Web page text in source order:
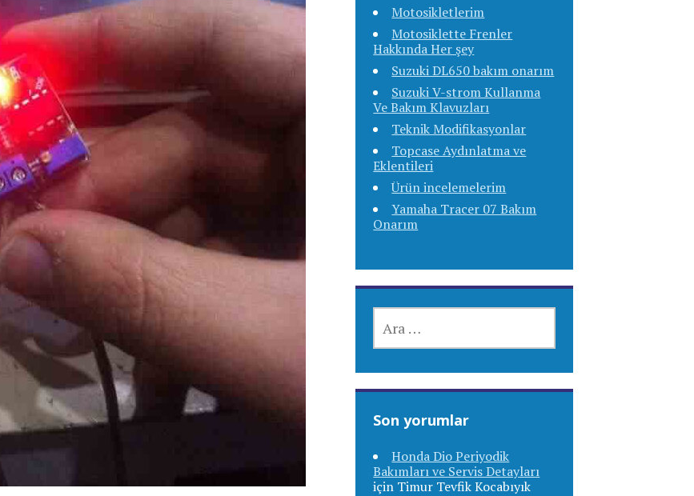
Motosikletlerim
Motosiklette Frenler
Hakkında Her şey
Suzuki DL650 bakım onarım
Suzuki V-strom Kullanma
Ve Bakım Klavuzları
Teknik Modifikasyonlar
Topcase Aydınlatma ve
Eklentileri
Ürün incelemelerim
Yamaha Tracer 07 Bakım
Onarım
Son yorumlar
Honda Dio Periyodik
Bakımları ve Servis Detayları
için Timur Tevfik Kocabıyık